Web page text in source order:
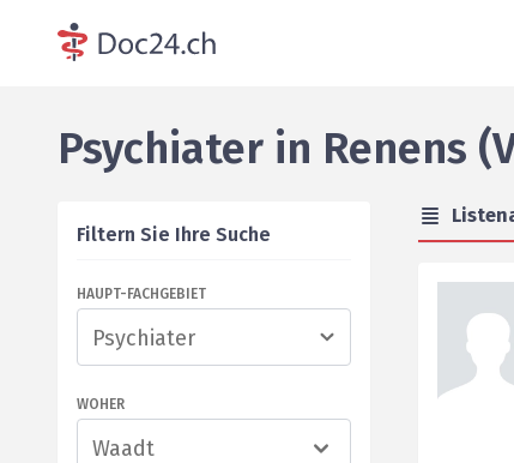
Psychiater in Renens
Filtern Sie Ihre Suche
HAUPT-FACHGEBIET
WOHER
Waadt